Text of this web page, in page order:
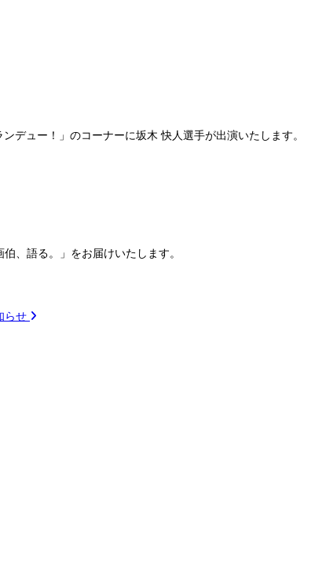
デュー！」のコーナーに坂木 快人選手が出演いたします。
、語る。」をお届けいたします。
らせ